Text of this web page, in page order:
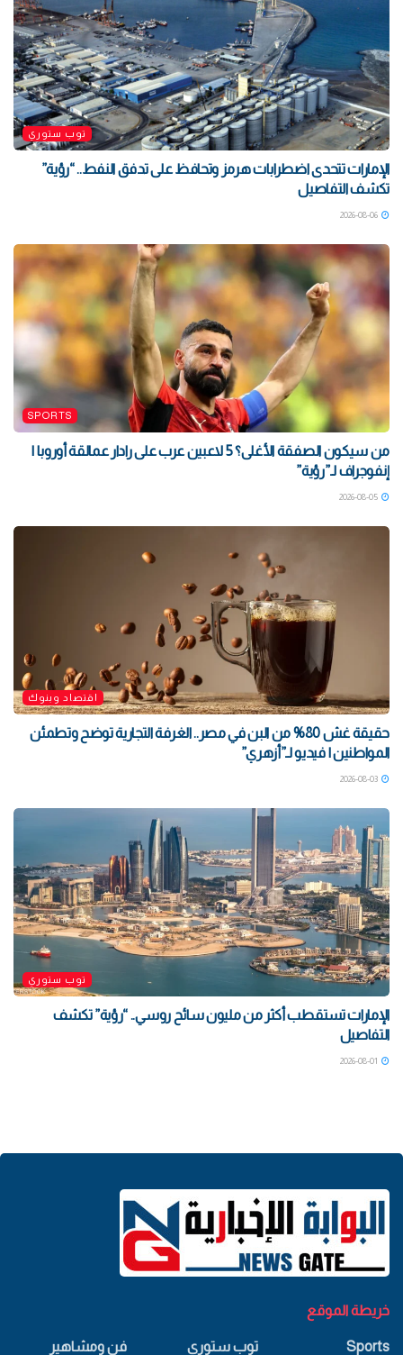
توب ستوري
الإمارات تتحدى اضطرابات هرمز وتحافظ على تدفق النفط.. “رؤية”
تكشف التفاصيل
SPORTS
من سيكون الصفقة الأغلى؟ 5 لاعبين عرب على رادار عمالقة أوروبا |
إنفوجراف لـ”رؤية”
اقتصاد وبنوك
حقيقة غش 80% من البن في مصر.. الغرفة التجارية توضح وتطمئن
المواطنين | فيديو لـ”أزهري”
توب ستوري
الإمارات تستقطب أكثر من مليون سائح روسي.. “رؤية” تكشف
التفاصيل
خريطة الموقع
Sports توب ستوري فن ومشاهير